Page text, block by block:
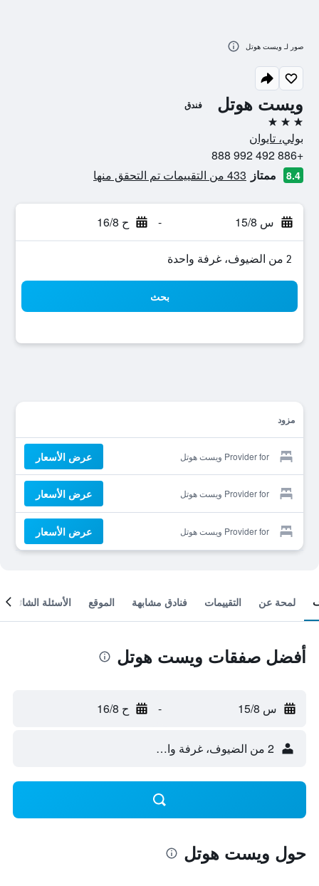
ويست هوتل فندق
3 نجوم
بولي، تايوان
+886 492 992 888
8.4 ممتاز 433 من التقييمات تم التحقق منها
س 15/8 - ح 16/8
2 من الضيوف، غرفة واحدة
بحث
مزود
Provider for ويست هوتل عرض الأسعار
Provider for ويست هوتل عرض الأسعار
Provider for ويست هوتل عرض الأسعار
صور لـ ويست هوتل
لمحة عن التقييمات فنادق مشابهة الموقع الأسئلة الشائعة
أفضل صفقات ويست هوتل
س 15/8 - ح 16/8
2 من الضيوف، غرفة واحدة
حول ويست هوتل